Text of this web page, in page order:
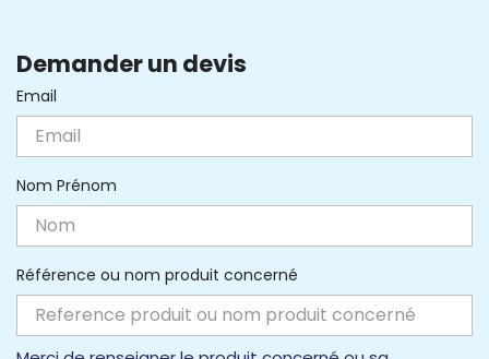
Demander un devis
Email
Nom Prénom
Référence ou nom produit concerné